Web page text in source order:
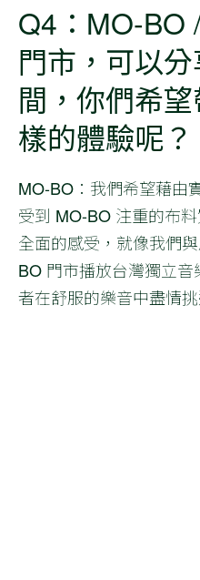
Q4：MO-BO
門市，可以
間，你們希
樣的體驗呢？
MO-BO ：我們希望藉由
受到 MO-BO 注重的布
全面的感受，就像我們
BO 門市播放台灣獨立
者在舒服的樂音中盡情